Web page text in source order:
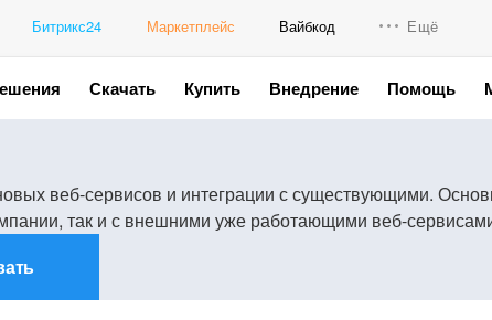
Битрикс24 Маркетплейс Вайбкод Ещё
Скачать Купить Внедрение Помощь
веб-сервисов и интеграции с существующими.
так и с внешними уже работающими веб-